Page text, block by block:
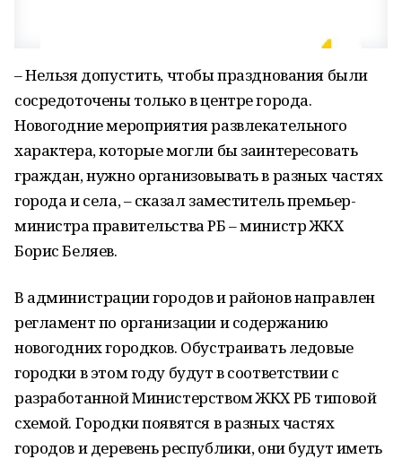
– Нельзя допустить, чтобы празднования были
сосредоточены только в центре города.
Новогодние мероприятия развлекательного
характера, которые могли бы заинтересовать
граждан, нужно организовывать в разных частях
города и села, – сказал заместитель премьер-
министра правительства РБ – министр ЖКХ
Борис Беляев.
В администрации городов и районов направлен
регламент по организации и содержанию
новогодних городков. Обустраивать ледовые
городки в этом году будут в соответствии с
разработанной Министерством ЖКХ РБ типовой
схемой. Городки появятся в разных частях
городов и деревень республики, они будут иметь